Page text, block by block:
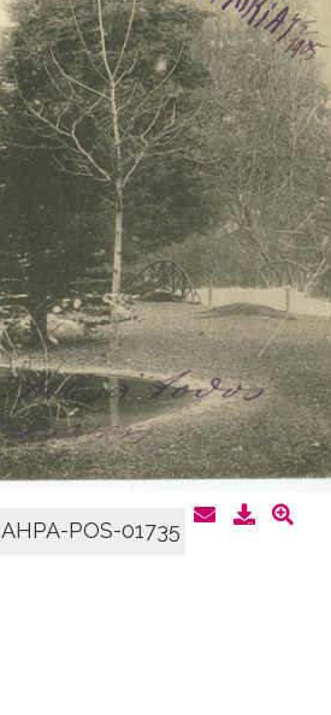
AHPA-POS-01735